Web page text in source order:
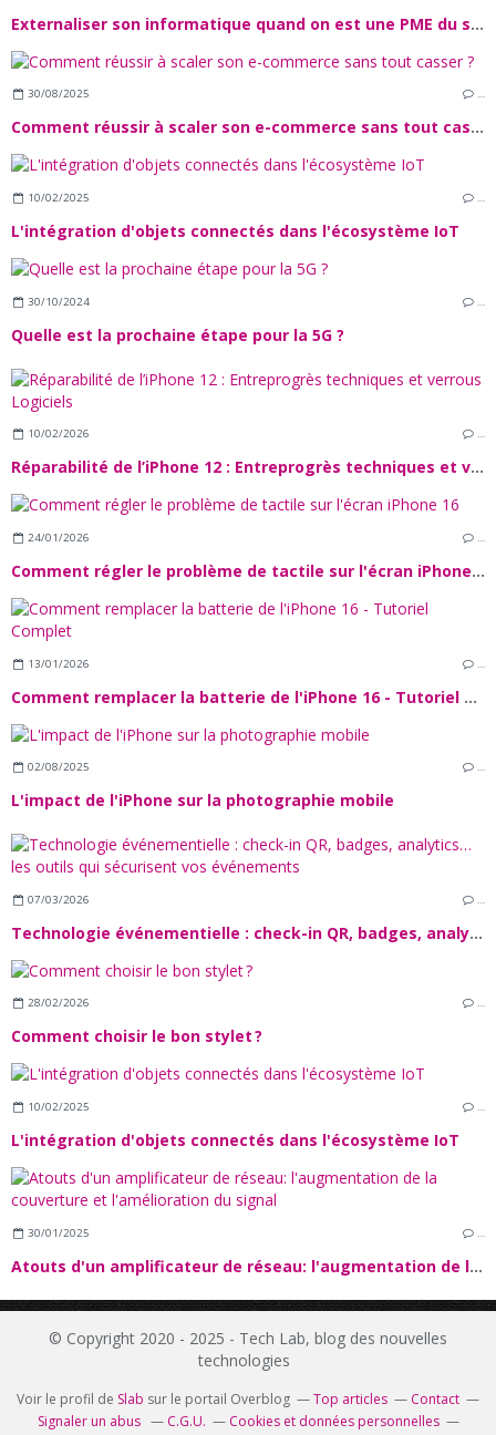
Externaliser son informatique quand on est une PME du secteur financier
30/08/2025 …
Comment réussir à scaler son e-commerce sans tout casser ?
10/02/2025 …
L'intégration d'objets connectés dans l'écosystème IoT
30/10/2024 …
Quelle est la prochaine étape pour la 5G ?
10/02/2026 …
Réparabilité de l’iPhone 12 : Entreprogrès techniques et verrous Logiciels
24/01/2026 …
Comment régler le problème de tactile sur l'écran iPhone 16
13/01/2026
Comment remplacer la batterie de l'iPhone 16 - Tutoriel Complet
02/08/2025 …
L'impact de l'iPhone sur la photographie mobile
07/03/2026 …
Technologie événementielle : check-in QR, badges, analytics… les outils qui sécurisent vos événements
28/02/2026 …
Comment choisir le bon stylet ?
10/02/2025 …
L'intégration d'objets connectés dans l'écosystème IoT
30/01/2025 …
Atouts d'un amplificateur de réseau: l'augmentation de la couverture et l'amélioration du signal
© Copyright 2020 - 2025 - Tech Lab, blog des nouvelles
technologies
Voir le profil de Slab sur le portail Overblog Top articles
Contact
Signaler un abus
C.G.U.
Cookies et données personnelles